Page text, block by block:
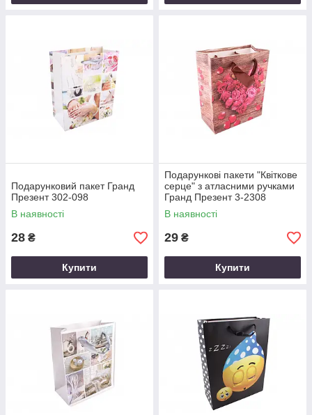
Подарунковий пакет Гранд
Презент 302-098
В наявності
28 ₴
Купити
Подарункові пакети "Квіткове
серце" з атласними ручками
Гранд Презент 3-2308
В наявності
29 ₴
Купити